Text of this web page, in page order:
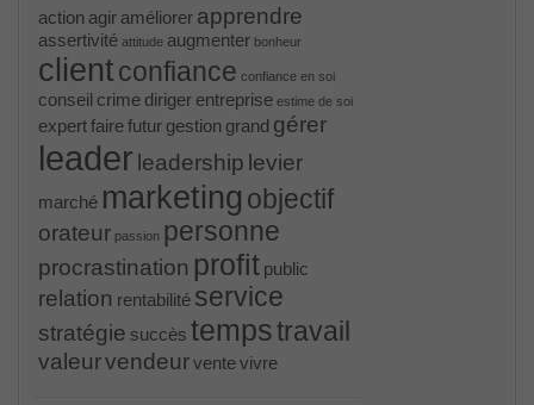
action agir améliorer apprendre
assertivité attitude augmenter bonheur
client confiance confiance en soi
conseil crime diriger entreprise estime de soi
expertfairefutur gestion grand gérer
leader leadership levier
marché marketing objectif
orateur passion personne
procrastination profit public
relation rentabilité service
stratégie succès tempstravail
valeurvendeurventevivre